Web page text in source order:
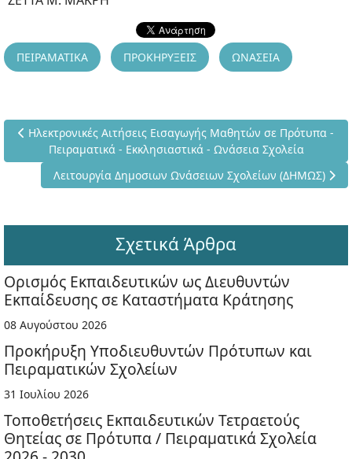
ΠΕΙΡΑΜΑΤΙΚΑ ΠΡΟΚΗΡΥΞΕΙΣ ΩΝΑΣΕΙΑ
Προηγούμενο άρθρο: Ηλεκτρονικές Αιτήσεις Εισαγωγής
Ηλεκτρονικές Αιτήσεις Εισαγωγής Μαθητών σε Πρότυπα -
Πειραματικά - Εκκλησιαστικά - Ωνάσεια Σχολεία
Επόμενο άρθρο: Λειτουργία Δημοσιων Ωνάσειων
Λειτουργία Δημοσιων Ωνάσειων Σχολείων (ΔΗΜΩΣ)
Σχετικά Άρθρα
Ορισμός Εκπαιδευτικών ως Διευθυντών
Εκπαίδευσης σε Καταστήματα Κράτησης
08 Αυγούστου 2026
Προκήρυξη Υποδιευθυντών Πρότυπων και
Πειραματικών Σχολείων
31 Ιουλίου 2026
Τοποθετήσεις Εκπαιδευτικών Τετραετούς
Θητείας σε Πρότυπα / Πειραματικά Σχολεία